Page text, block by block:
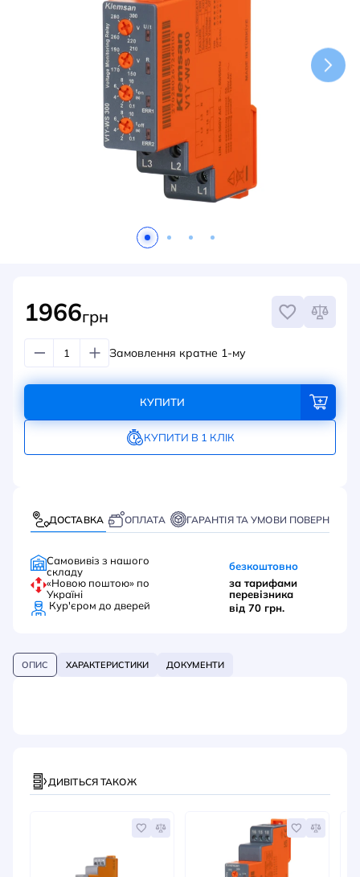
СИСТЕМИ ШИНОПРОВОДІВ ТА СТРУМОПРОВОДІВ
1966грн
Замовлення кратне 1-му
КУПИТИ
КУПИТИ В 1 КЛІК
ДОСТАВКА ОПЛАТА ГАРАНТІЯ ТА УМОВИ ПОВЕРНЕННЯ
Самовивіз з нашого
складу
безкоштовно
«Новою поштою» по
Україні
за тарифами
перевізника
Кур'єром до дверей від 70 грн.
ОПИС ХАРАКТЕРИСТИКИ ДОКУМЕНТИ
ДИВІТЬСЯ ТАКОЖ